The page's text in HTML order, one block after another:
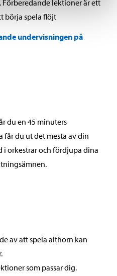
lektioner är ett
börja spela flöjt
undervisningen på
du en 45 minuters
du ut det mesta av din
i orkestrar och fördjupa dina
av att spela althorn kan
som passar dig.